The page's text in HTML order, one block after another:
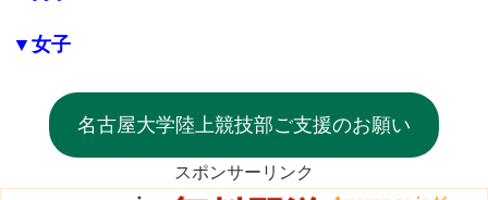
▼女子
名古屋大学陸上競技部ご支援のお願い
スポンサーリンク